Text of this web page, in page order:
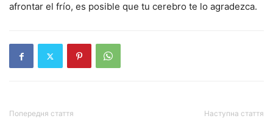
afrontar el frío, es posible que tu cerebro te lo agradezca.
Попередня стаття Наступна стаття